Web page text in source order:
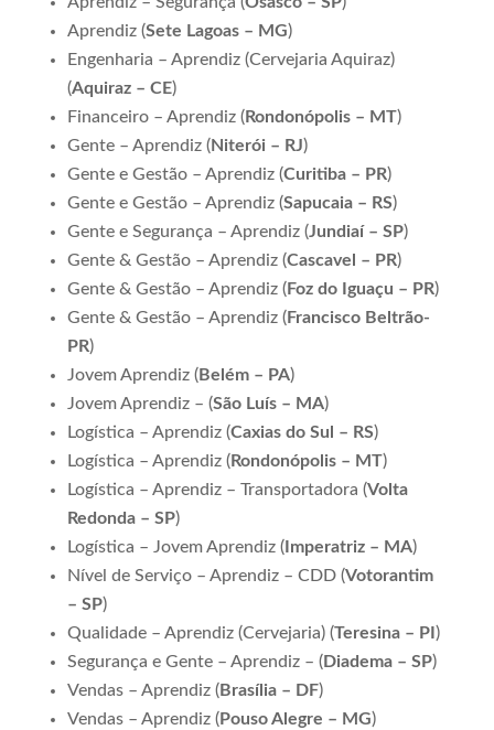
Aprendiz (Sete Lagoas – MG)
Engenharia – Aprendiz (Cervejaria Aquiraz)
(Aquiraz – CE)
Financeiro – Aprendiz (Rondonópolis – MT)
Gente – Aprendiz (Niterói – RJ)
Gente e Gestão – Aprendiz (Curitiba – PR)
Gente e Gestão – Aprendiz (Sapucaia – RS)
Gente e Segurança – Aprendiz (Jundiaí – SP)
Gente & Gestão – Aprendiz (Cascavel – PR)
Gente & Gestão – Aprendiz (Foz do Iguaçu – PR)
Gente & Gestão – Aprendiz (Francisco Beltrão-
PR)
Jovem Aprendiz (Belém – PA)
Jovem Aprendiz – (São Luís – MA)
Logística – Aprendiz (Caxias do Sul – RS)
Logística – Aprendiz (Rondonópolis – MT)
Logística – Aprendiz – Transportadora (Volta
Redonda – SP)
Logística – Jovem Aprendiz (Imperatriz – MA)
Nível de Serviço – Aprendiz – CDD (Votorantim
– SP)
Qualidade – Aprendiz (Cervejaria) (Teresina – PI )
Segurança e Gente – Aprendiz – (Diadema – SP)
Vendas – Aprendiz (Brasília – DF)
Vendas – Aprendiz (Pouso Alegre – MG)